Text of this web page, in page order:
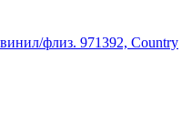
флиз. 971392, Country